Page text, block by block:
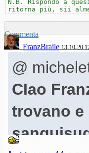
N.B. Rispondo a
ritorna più, sii
Commenta
FranzBraile 13-10-20
@
CIao
trovano e